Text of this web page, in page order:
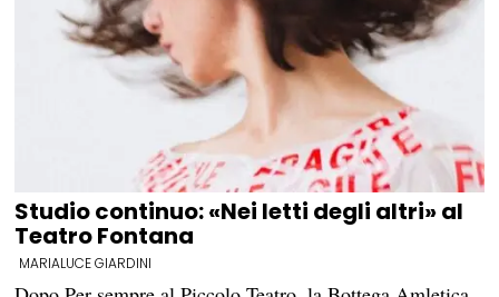
Studio continuo: «Nei letti degli altri» al
Teatro Fontana
MARIALUCE GIARDINI